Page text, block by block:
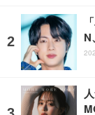
N